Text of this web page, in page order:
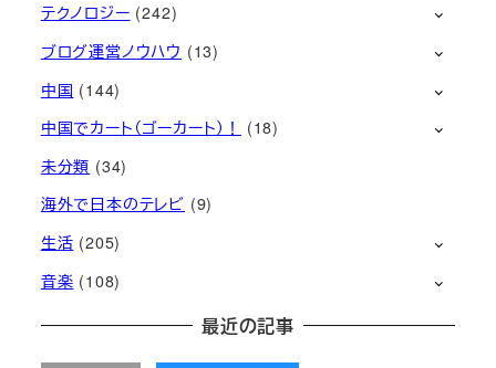
テクノロジー (242)
ブログ運営ノウハウ (13)
中国 (144)
中国でカート（ゴーカート）！
(18)
未分類 (34)
海外で日本のテレビ (9)
生活 (205)
音楽 (108)
最近の記事